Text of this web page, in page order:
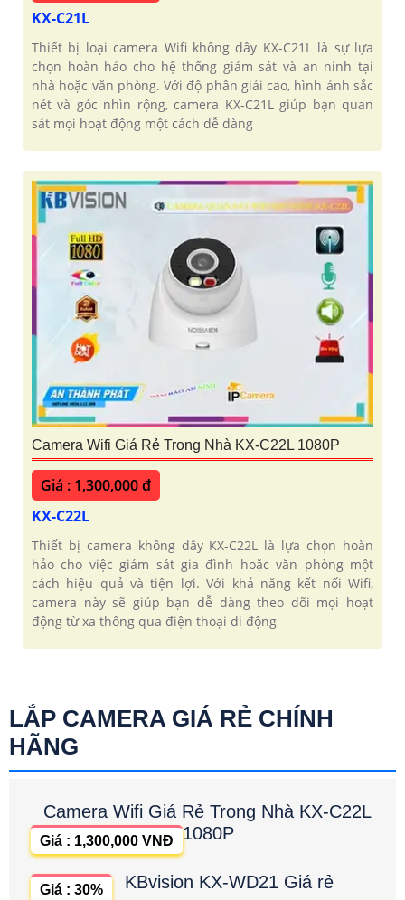
KX-C21L
Thiết bị loại camera Wifi không dây KX-C21L là sự lựa
chọn hoàn hảo cho hệ thống giám sát và an ninh tại
nhà hoặc văn phòng. Với độ phân giải cao, hình ảnh sắc
nét và góc nhìn rộng, camera KX-C21L giúp bạn quan
sát mọi hoạt động một cách dễ dàng
Camera Wifi Giá Rẻ Trong Nhà KX-C22L 1080P
Giá : 1,300,000 ₫
KX-C22L
Thiết bị camera không dây KX-C22L là lựa chọn hoàn
hảo cho việc giám sát gia đình hoặc văn phòng một
cách hiệu quả và tiện lợi. Với khả năng kết nối Wifi,
camera này sẽ giúp bạn dễ dàng theo dõi mọi hoạt
động từ xa thông qua điện thoại di động
LẮP CAMERA GIÁ RẺ CHÍNH
HÃNG
Camera Wifi Giá Rẻ Trong Nhà KX-C22L
1080P
Giá : 1,300,000 VNĐ
KBvision KX-WD21 Giá rẻ
Giá : 30%